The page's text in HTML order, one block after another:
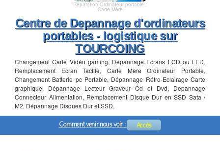
Réparation Ordinateur portable :
Carte Mère
Centre de Depannage d'ordinateurs
portables - logistique sur
TOURCOING
Changement Carte Vidéo gaming, Dépannage Ecrans LCD ou LED,
Remplacement Ecran Tactile, Carte Mère Ordinateur Portable,
Changement Batterie pc Portable, Dépannage Rétro-Eclairage Carte
graphique, Dépannage Lecteur Graveur Cd et Dvd, Dépannage
Connecteur Alimentation, Remplacement Disque Dur en SSD Sata /
M2, Dépannage Disques Dur et SSD,
Comment venir nous voir : Accès